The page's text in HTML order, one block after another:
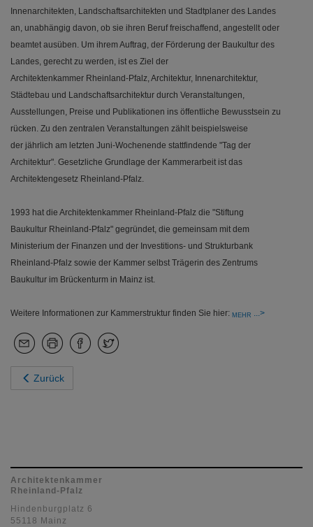
Innenarchitekten, Landschaftsarchitekten und Stadtplaner des Landes
an, unabhängig davon, ob sie ihren Beruf freischaffend, angestellt oder
beamtet ausüben. Um ihrem Auftrag, der Förderung der Baukultur des
Landes, gerecht zu werden, ist es Ziel der
Architektenkammer Rheinland-Pfalz, Architektur, Innenarchitektur,
Städtebau und Landschaftsarchitektur durch Veranstaltungen,
Ausstellungen, Preise und Publikationen ins öffentliche Bewusstsein zu
rücken. Zu den zentralen Veranstaltungen zählt beispielsweise
der jährlich am letzten Juni-Wochenende stattfindende "Tag der
Architektur". Gesetzliche Grundlage der Kammerarbeit ist das
Architektengesetz Rheinland-Pfalz.
1993 hat die Architektenkammer Rheinland-Pfalz die "Stiftung
Baukultur Rheinland-Pfalz" gegründet, die gemeinsam mit dem
Ministerium der Finanzen und der Investitions- und Strukturbank
Rheinland-Pfalz sowie der Kammer selbst Trägerin des Zentrums
Baukultur im Brückenturm in Mainz ist.
Weitere Informationen zur Kammerstruktur finden Sie hier: MEHR
Zurück
Architektenkammer
Rheinland-Pfalz
Hindenburgplatz 6
55118 Mainz